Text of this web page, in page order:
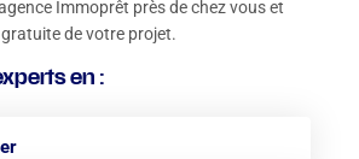
Immoprêt près de chez vous et
de votre projet.
en :